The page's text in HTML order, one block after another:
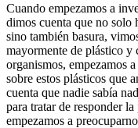
Cuando empezamos a
dimos cuenta que no solo
sino también basura,
mayormente de plástico y
organismos, empezamos
sobre estos plásticos que
cuenta que nadie sabía
para tratar de responder
empezamos a